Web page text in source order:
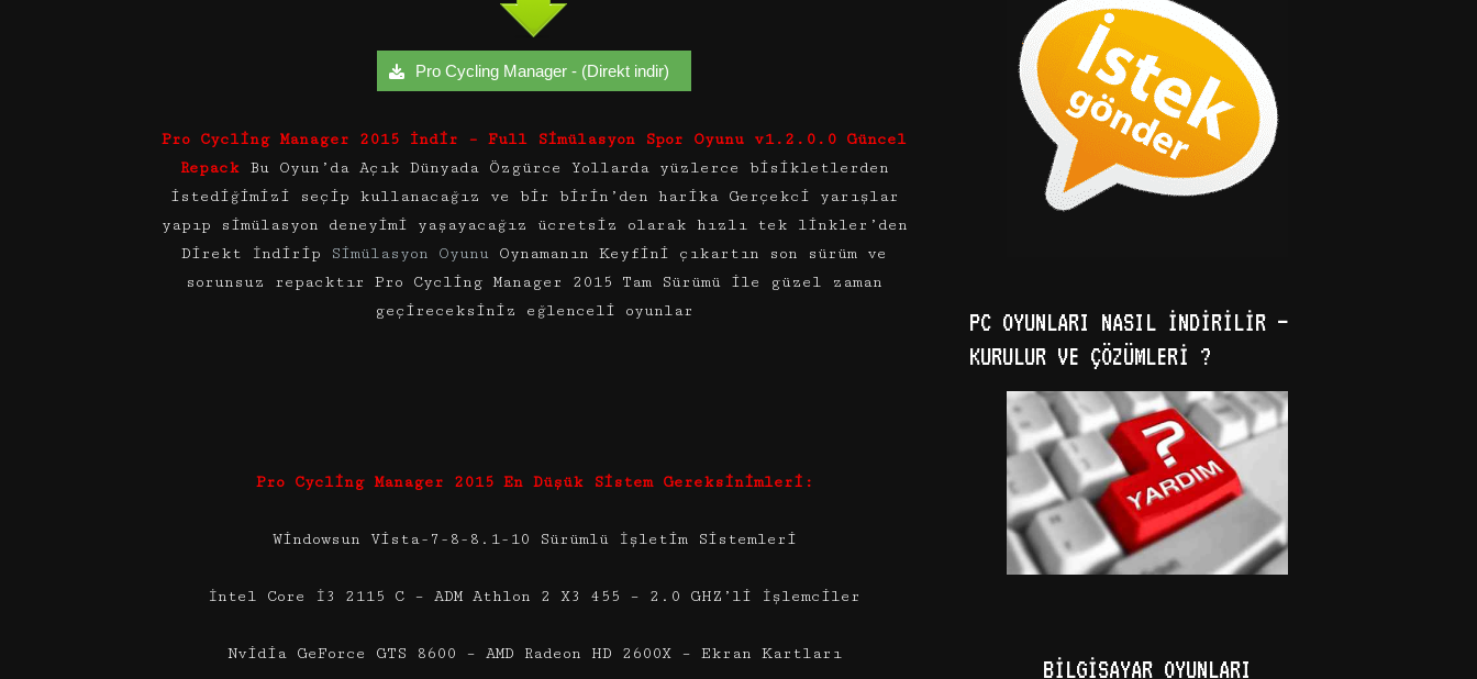
Pro Cycling Manager - (Direkt indir)
Pro Cycling Manager 2015 İndir – Full Simülasyon Spor Oyunu v1.2.0.0 Güncel
Repack Bu Oyun’da Açık Dünyada Özgürce Yollarda yüzlerce bisikletlerden
istediğimizi seçip kullanacağız ve bir birin’den harika Gerçekci yarışlar
yapıp simülasyon deneyimi yaşayacağız ücretsiz olarak hızlı tek linkler’den
Direkt İndirip
Simülasyon Oyunu Oynamanın Keyfini çıkartın son sürüm ve
sorunsuz repacktır Pro Cycling Manager 2015 Tam Sürümü ile güzel zaman
geçireceksiniz eğlenceli oyunlar
Pro Cycling Manager 2015 En Düşük Sistem Gereksinimleri:
Windowsun Vista-7-8-8.1-10 Sürümlü İşletim Sistemleri
İntel Core İ3 2115 C – ADM Athlon 2 X3 455 – 2.0 GHZ’li İşlemciler
Nvidia GeForce GTS 8600 – AMD Radeon HD 2600X – Ekran Kartları
PC OYUNLARI NASIL İNDIRILIR –
KURULUR VE ÇÖZÜMLERI ?
BILGISAYAR OYUNLARI